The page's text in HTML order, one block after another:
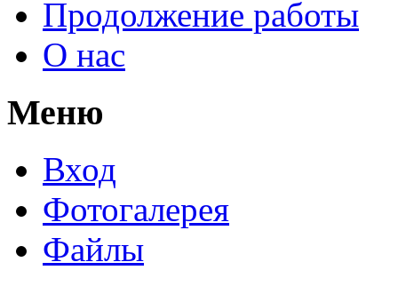
Продолжение работы
О нас
Меню
Вход
Фотогалерея
Файлы